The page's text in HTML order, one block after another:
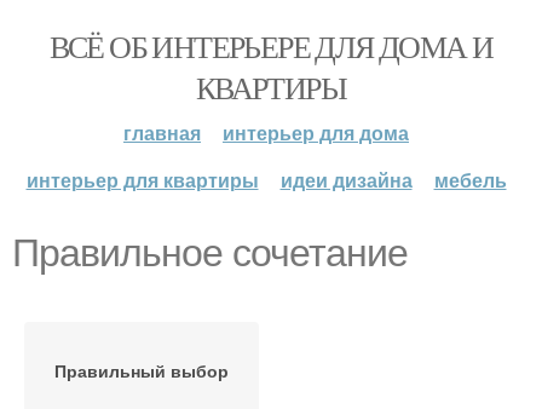
ВСЁ ОБ ИНТЕРЬЕРЕ ДЛЯ ДОМА И
КВАРТИРЫ
главная
интерьер для дома
интерьер для квартиры
идеи дизайна мебель
Правильное сочетание
Правильный выбор